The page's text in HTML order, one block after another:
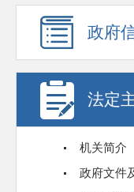
政府
法定
机关简介
政府文件